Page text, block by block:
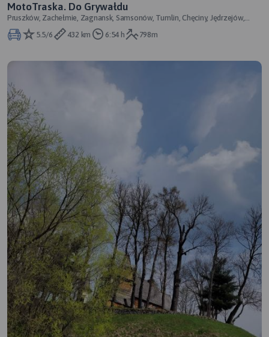
MotoTraska. Do Grywałdu
Pruszków, Zachełmie, Zagnansk, Samsonów, Tumlin, Chęciny, Jędrzejów,
Wiślica, Grywałd
5.5/6
432 km 6:54 h 798m